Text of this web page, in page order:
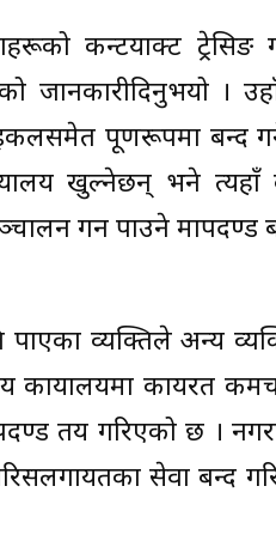
कन्टयाक्ट
जानकारीदिनुभयो ।
पूर्णरूपमा बन्द
खुल्नेछन् भने त्यहाँ
गर्न पाउने मापदण्ड
व्यक्तिले अन्य
कार्यालयमा कार्यरत
तय गरिएको छ ।
सेवा बन्द